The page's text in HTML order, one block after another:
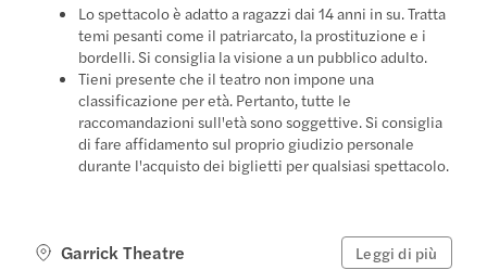
Lo spettacolo è adatto a ragazzi dai 14 anni in su. Tratta
temi pesanti come il patriarcato, la prostituzione e i
bordelli. Si consiglia la visione a un pubblico adulto.
Tieni presente che il teatro non impone una
classificazione per età. Pertanto, tutte le
raccomandazioni sull'età sono soggettive. Si consiglia
di fare affidamento sul proprio giudizio personale
durante l'acquisto dei biglietti per qualsiasi spettacolo.
Garrick Theatre Leggi di più